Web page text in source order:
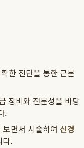
한 진단을 통한 근본
장비와 전문성을 바탕
.
면서 시술하여 신경
다.